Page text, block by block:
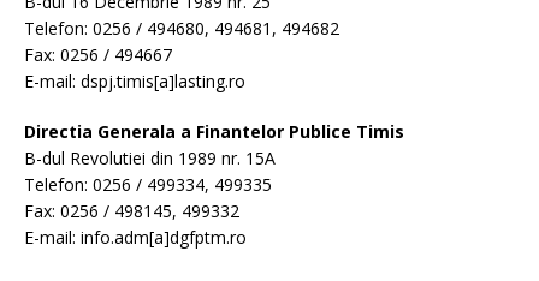
Telefon: 0256 / 494680, 494681, 494682
Fax: 0256 / 494667
E-mail: dspj.timis[a]lasting.ro
Directia Generala a Finantelor Publice Timis
B-dul Revolutiei din 1989 nr. 15A
Telefon: 0256 / 499334, 499335
Fax: 0256 / 498145, 499332
E-mail: info.adm[a]dgfptm.ro